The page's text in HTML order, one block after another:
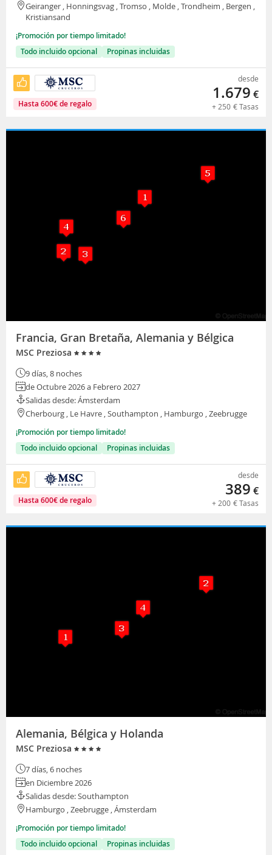
Geiranger , Honningsvag , Tromso , Molde , Trondheim , Bergen ,
Kristiansand
¡Promoción por tiempo limitado!
Todo incluido opcional
Propinas incluidas
Hasta 600€de regalo
desde
1.679 €
+ 250 €Tasas
Francia, Gran Bretaña, Alemania y Bélgica
MSC Preziosa
9 días, 8 noches
de Octubre 2026 a Febrero 2027
Salidas desde: Ámsterdam
Cherbourg , Le Havre , Southampton , Hamburgo , Zeebrugge
¡Promoción por tiempo limitado!
Todo incluido opcional
Propinas incluidas
Hasta 600€de regalo
desde
389 €
+ 200 €Tasas
Alemania, Bélgica y Holanda
MSC Preziosa
7 días, 6 noches
en Diciembre 2026
Salidas desde: Southampton
Hamburgo , Zeebrugge , Ámsterdam
¡Promoción por tiempo limitado!
Todo incluido opcional
Propinas incluidas